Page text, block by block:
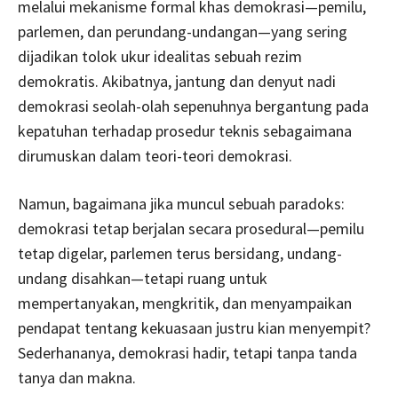
melalui mekanisme formal khas demokrasi—pemilu,
parlemen, dan perundang-undangan—yang sering
dijadikan tolok ukur idealitas sebuah rezim
demokratis. Akibatnya, jantung dan denyut nadi
demokrasi seolah-olah sepenuhnya bergantung pada
kepatuhan terhadap prosedur teknis sebagaimana
dirumuskan dalam teori-teori demokrasi.
Namun, bagaimana jika muncul sebuah paradoks:
demokrasi tetap berjalan secara prosedural—pemilu
tetap digelar, parlemen terus bersidang, undang-
undang disahkan—tetapi ruang untuk
mempertanyakan, mengkritik, dan menyampaikan
pendapat tentang kekuasaan justru kian menyempit?
Sederhananya, demokrasi hadir, tetapi tanpa tanda
tanya dan makna.